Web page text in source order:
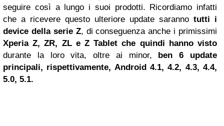
seguire così a lungo i suoi prodotti. Ricordiamo infatti
che a ricevere questo ulteriore update saranno tutti i
device della serie Z, di conseguenza anche i primissimi
Xperia Z, ZR, ZL e Z Tablet che quindi hanno visto
durante la loro vita, oltre ai minor, ben 6 update
principali, rispettivamente, Android 4.1, 4.2, 4.3, 4.4,
5.0, 5.1.